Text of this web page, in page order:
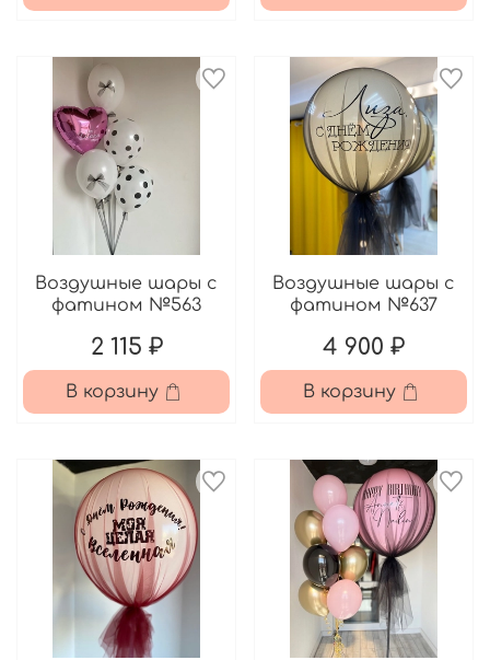
Воздушные шары с
фатином №563
2 115 ₽
В корзину
Воздушные шары с
фатином №637
4 900 ₽
В корзину